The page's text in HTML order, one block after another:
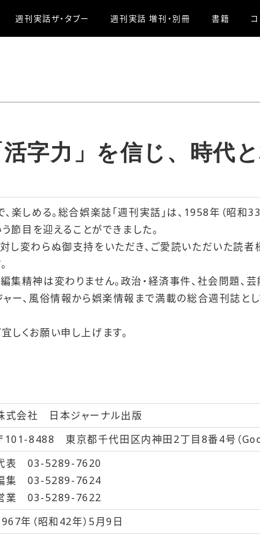
週刊実話ザ・タブー 週刊実話 増刊・別冊 書籍
活字力」を信じ、時代
、楽しめる。総合娯楽誌「週刊実話」は、1958年（昭和
節目を迎えることができました。
し変わらぬ御支持をいただき、ご愛読いただいた読
集精神は変わりません。政治・経済事件、社会問題、
ャー、風俗情報から娯楽情報まで満載の総合週刊誌と
しくお願い申し上げます。
式会社 日本ジャーナル出版
101-8488 東京都千代田区内神田2丁目8番4号（
表 03-5289-7620
集 03-5289-7624
業 03-5289-7622
年（昭和42年）5月9日